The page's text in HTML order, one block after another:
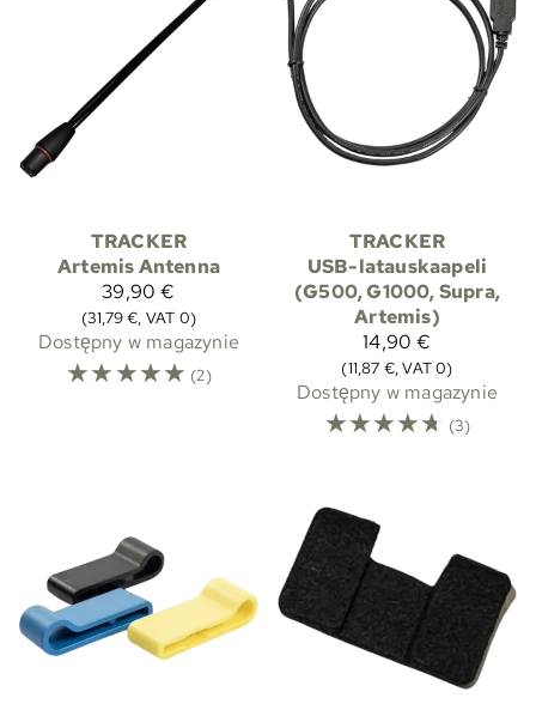
TRACKER
Artemis Antenna
39,90 €
(31,79 €, VAT 0)
Dostępny w magazynie
☆☆☆☆☆ (2)
TRACKER
USB-latauskaapeli
(G500, G1000, Supra,
Artemis)
14,90 €
(11,87 €, VAT 0)
Dostępny w magazynie
☆☆☆☆☆ (3)